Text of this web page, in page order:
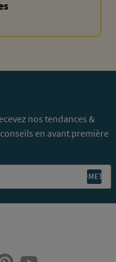
nos tendances &
en avant première